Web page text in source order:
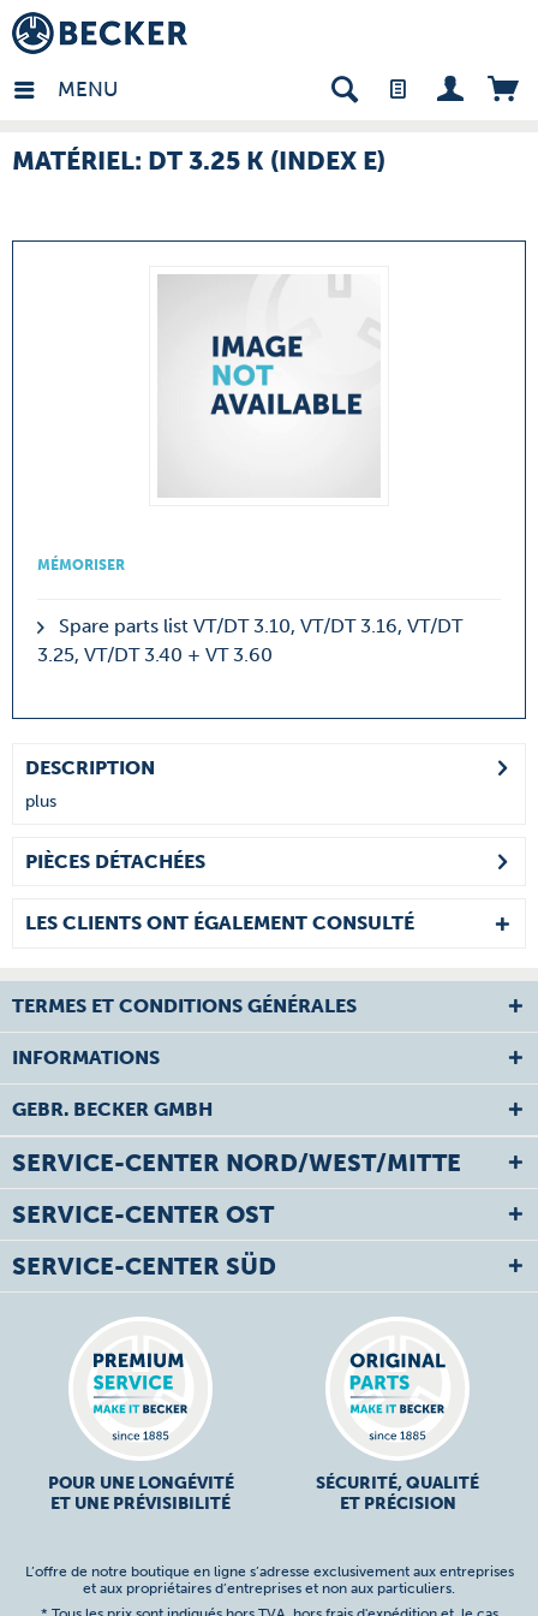
MENU
- FR
MATÉRIEL: DT 3.25 K (INDEX E)
MÉMORISER
Spare parts list VT/DT 3.10, VT/DT 3.16, VT/DT
3.25, VT/DT 3.40 + VT 3.60
DESCRIPTION
plus
PIÈCES DÉTACHÉES
LES CLIENTS ONT ÉGALEMENT CONSULTÉ
TERMES ET CONDITIONS GÉNÉRALES
INFORMATIONS
GEBR. BECKER GMBH
SERVICE-CENTER NORD/WEST/MITTE
SERVICE-CENTER OST
SERVICE-CENTER SÜD
POUR UNE LONGÉVITÉ
ET UNE PRÉVISIBILITÉ
SÉCURITÉ, QUALITÉ
ET PRÉCISION
L’offre de notre boutique en ligne s’adresse exclusivement aux entreprises
et aux propriétaires d’entreprises et non aux particuliers.